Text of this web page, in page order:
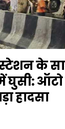
के
ऑटो
हादसा